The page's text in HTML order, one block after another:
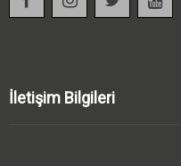
İletişim Bilgileri